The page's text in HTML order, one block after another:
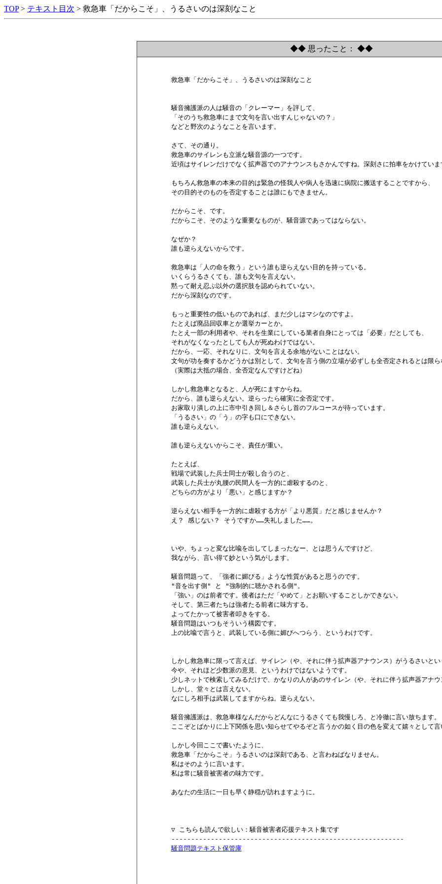
TOP> テキスト目次 > 救急車「だからこそ」、うるさいのは深刻なこと
◆◆ 思ったこと： ◆◆
        救急車「だからこそ」、うるさいのは深刻なこと
        騒音擁護派の人は騒音の「クレーマー」を評して、
        「そのうち救急車にまで文句を言い出すんじゃないの？」
        などと野次のようなことを言います。
        さて、その通り。
        救急車のサイレンも立派な騒音源の一つです。
近頃はサイレンだけでなく拡声器でのアナウンスもさかんですね。深刻さに拍車をかけていま
        もちろん救急車の本来の目的は緊急の怪我人や病人を迅速に病院に搬送することですから、
        その目的そのものを否定することは誰にもできません。
        だからこそ、です。
        だからこそ、そのような重要なものが、騒音源であってはならない。
        なぜか？
        誰も逆らえないからです。
        救急車は「人の命を救う」という誰も逆らえない目的を持っている。
        いくらうるさくても、誰も文句を言えない。
        黙って耐え忍ぶ以外の選択肢を認められていない。
        だから深刻なのです。
        もっと重要性の低いものであれば、まだ少しはマシなのですよ。
        たとえば廃品回収車とか選挙カーとか。
        たとえ一部の利用者や、それを生業にしている業者自身にとっては「必要」だとしても、
        それがなくなったとしても人が死ぬわけではない。
        だから、一応、それなりに、文句を言える余地がないことはない。
文句が功を奏するかどうかは別として、文句を言う側の立場が必ずしも全否定されるとは限ら
        （実際は大抵の場合、全否定なんですけどね）
        しかし救急車となると、人が死にますからね。
        だから、誰も逆らえない。逆らったら確実に全否定です。
        お家取り潰しの上に市中引き回し＆さらし首のフルコースが待っています。
        「うるさい」の「う」の字も口にできない。
        誰も逆らえない。
        誰も逆らえないからこそ、責任が重い。
        たとえば、
        戦場で武装した兵士同士が殺し合うのと、
        武装した兵士が丸腰の民間人を一方的に虐殺するのと、
        どちらの方がより「悪い」と感じますか？
        逆らえない相手を一方的に虐殺する方が「より悪質」だと感じませんか？
        え？ 感じない？ そうですか……失礼しました……。
        いや、ちょっと変な比喩を出してしまったなー、とは思うんですけど、
        我ながら、言い得て妙という気がします。
        騒音問題って、「強者に媚びる」ような性質があると思うのです。
        "音を出す側" と "強制的に聴かされる側"。
        「強い」のは前者です。後者はただ「やめて」とお願いすることしかできない。
        そして、第三者たちは強者たる前者に味方する。
        よってたかって被害者叩きをする。
        騒音問題はいつもそういう構図です。
        上の比喩で言うと、武装している側に媚びへつらう、というわけです。
しかし救急車に限って言えば、サイレン（や、それに伴う拡声器アナウンス）がうるさいとい
        今や、それほど少数派の意見、というわけではないようです。
少しネットで検索してみるだけで、かなりの人があのサイレン（や、それに伴う拡声器アナ
        しかし、堂々とは言えない。
        なにしろ相手は武装してますからね。逆らえない。
        騒音擁護派は、救急車様なんだからどんなにうるさくても我慢しろ、と冷徹に言い放ちます。
ここぞとばかりに上下関係を思い知らせてやるぞと言うかの如く目の色を変えて嬉々として言
        しかし今回ここで書いたように、
        救急車「だからこそ」うるさいのは深刻である、と言わねばなりません。
        私はそのように言います。
        私は常に騒音被害者の味方です。
        あなたの生活に一日も早く静穏が訪れますように。
        ▽ こちらも読んで欲しい：騒音被害者応援テキスト集です
        -----------------------------------------------------------
騒音問題テキスト保管庫